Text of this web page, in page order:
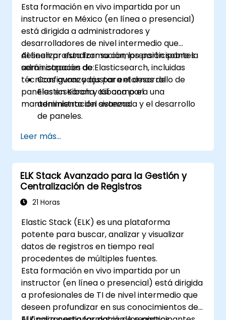
Esta formación en vivo impartida por un
instructor en México (en línea o presencial)
está dirigida a administradores y
desarrolladores de nivel intermedio que
deseen profundizar su comprensión sobre la
administración de Elasticsearch, incluidas
técnicas avanzadas para el desarrollo de
paneles en Kibana, así como el
mantenimiento del sistema.
Al finalizar esta formación, los participantes
serán capaces de:
Configurar y ajustar entornos de
Elasticsearch y Kibana para una
administración avanzada y el desarrollo
de paneles.
campos (mappings) y modelos de datos
en Elasticsearch.
Desarrollar consultas y filtros avanzados
para extraer información valiosa de los
datos en Elasticsearch.
Diseñar y crear paneles interactivos en
de visualización.
Aplicar las mejores prácticas para la
administración, optimización y resolución
de problemas de Elasticsearch y Kibana.
Leer más...
ELK Stack Avanzado para la Gestión y
Centralización de Registros
21 Horas
Elastic Stack (ELK) es una plataforma
potente para buscar, analizar y visualizar
datos de registros en tiempo real
procedentes de múltiples fuentes.
Esta formación en vivo impartida por un
instructor (en línea o presencial) está dirigida
a profesionales de TI de nivel intermedio que
deseen profundizar en sus conocimientos de